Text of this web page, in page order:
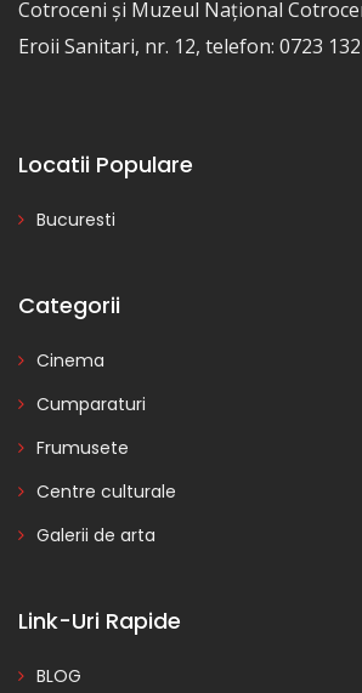
Cotroceni și Muzeul Național
Eroii Sanitari, nr. 12, telefon: 0723
Locatii Populare
Bucuresti
Categorii
Cinema
Cumparaturi
Frumusete
Centre culturale
Galerii de arta
Link-Uri Rapide
BLOG